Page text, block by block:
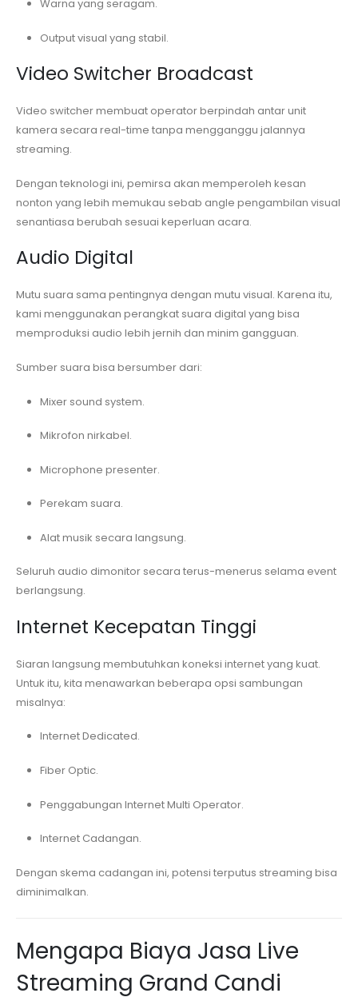
Warna yang seragam.
Output visual yang stabil.
Video Switcher Broadcast
Video switcher membuat operator berpindah antar unit
kamera secara real-time tanpa mengganggu jalannya
streaming.
Dengan teknologi ini, pemirsa akan memperoleh kesan
nonton yang lebih memukau sebab angle pengambilan visual
senantiasa berubah sesuai keperluan acara.
Audio Digital
Mutu suara sama pentingnya dengan mutu visual. Karena itu,
kami menggunakan perangkat suara digital yang bisa
memproduksi audio lebih jernih dan minim gangguan.
Sumber suara bisa bersumber dari:
Mixer sound system.
Mikrofon nirkabel.
Microphone presenter.
Perekam suara.
Alat musik secara langsung.
Seluruh audio dimonitor secara terus-menerus selama event
berlangsung.
Internet Kecepatan Tinggi
Siaran langsung membutuhkan koneksi internet yang kuat.
Untuk itu, kita menawarkan beberapa opsi sambungan
misalnya:
Internet Dedicated.
Fiber Optic.
Penggabungan Internet Multi Operator.
Internet Cadangan.
Dengan skema cadangan ini, potensi terputus streaming bisa
diminimalkan.
Mengapa Biaya Jasa Live
Streaming Grand Candi